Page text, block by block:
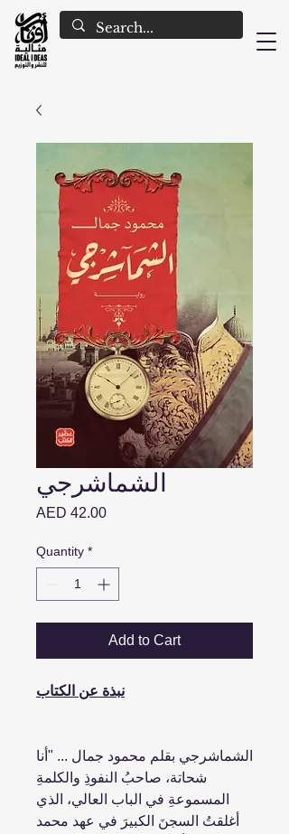
الشماشرجي
AED 42.00Price
Quantity *
Add to Cart
نبذة عن الكتاب
الشماشرجي بقلم محمود جمال ... "أنا
شحاتة، صاحبُ النفوذِ والكلمةِ
المسموعةِ في الباب العالي، الذي
أغلقتُ السجنَ الكبيرَ في عهد محمد